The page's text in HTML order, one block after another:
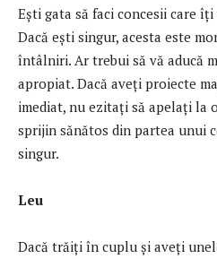
Ești gata să faci concesii care
Dacă ești singur, acesta este
întâlniri. Ar trebui să vă aducă
apropiat. Dacă aveți proiecte
imediat, nu ezitați să apelați la
sprijin sănătos din partea unui
singur.
Leu
Dacă trăiți în cuplu și aveți